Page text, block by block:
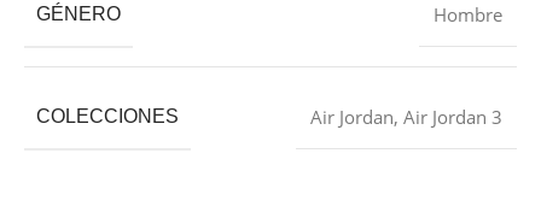
GÉNERO Hombre
COLECCIONES Air Jordan, Air Jordan 3